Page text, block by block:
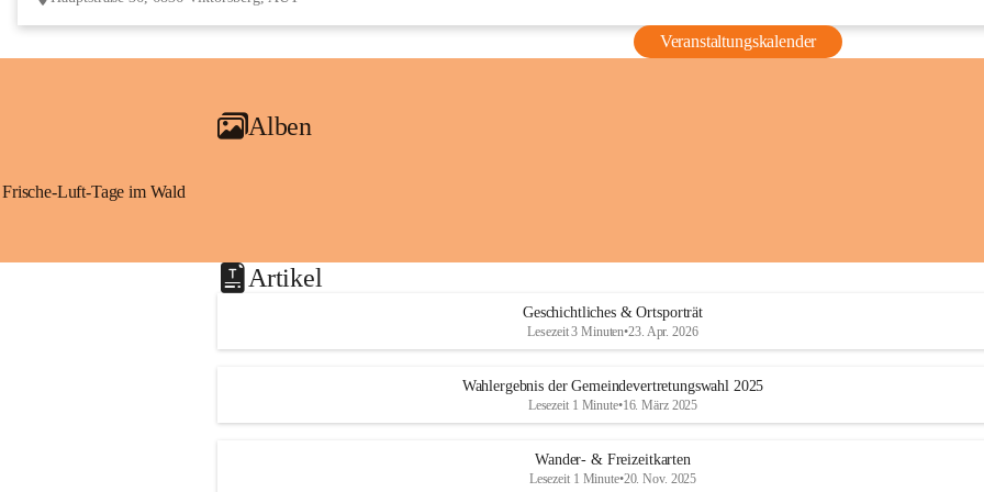
Veranstaltungskalender
Alben
Frische-Luft-Tage im Wald
Artikel
Geschichtliches & Ortsporträt
Lesezeit 3 Minuten•23. Apr. 2026
Wahlergebnis der Gemeindevertretungswahl 2025
Lesezeit 1 Minute•16. März 2025
Wander- & Freizeitkarten
Lesezeit 1 Minute•20. Nov. 2025